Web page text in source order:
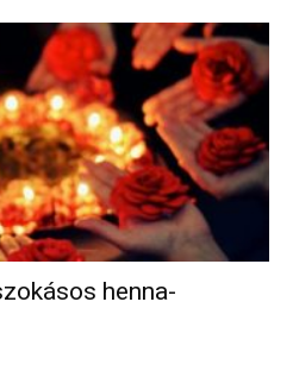
henna-